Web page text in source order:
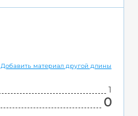
Добавить материал другой длины
1
0